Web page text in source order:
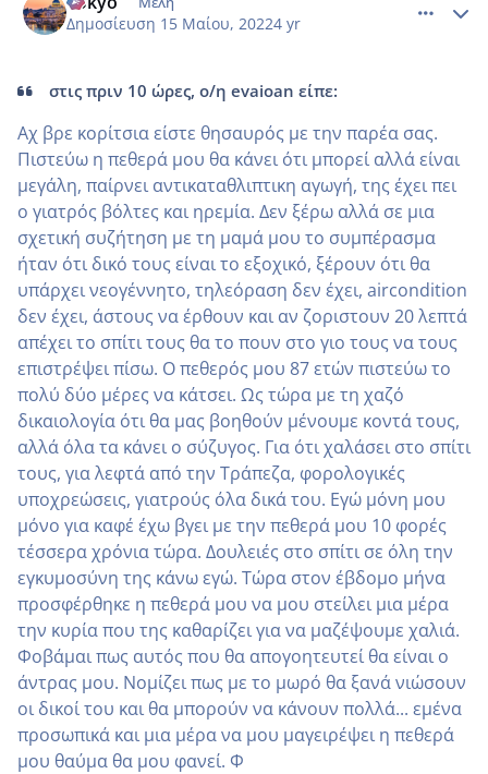
Δημοσίευση 15 Μαίου, 20224 yr
στις πριν 10 ώρες, ο/η evaioan είπε:
Αχ βρε κορίτσια είστε θησαυρός με την παρέα σας.
Πιστεύω η πεθερά μου θα κάνει ότι μπορεί αλλά είναι
μεγάλη, παίρνει αντικαταθλιπτικη αγωγή, της έχει πει
ο γιατρός βόλτες και ηρεμία. Δεν ξέρω αλλά σε μια
σχετική συζήτηση με τη μαμά μου το συμπέρασμα
ήταν ότι δικό τους είναι το εξοχικό, ξέρουν ότι θα
υπάρχει νεογέννητο, τηλεόραση δεν έχει, aircondition
δεν έχει, άστους να έρθουν και αν ζοριστουν 20 λεπτά
απέχει το σπίτι τους θα το πουν στο γιο τους να τους
επιστρέψει πίσω. Ο πεθερός μου 87 ετών πιστεύω το
πολύ δύο μέρες να κάτσει. Ως τώρα με τη χαζό
δικαιολογία ότι θα μας βοηθούν μένουμε κοντά τους,
αλλά όλα τα κάνει ο σύζυγος. Για ότι χαλάσει στο σπίτι
τους, για λεφτά από την Τράπεζα, φορολογικές
υποχρεώσεις, γιατρούς όλα δικά του. Εγώ μόνη μου
μόνο για καφέ έχω βγει με την πεθερά μου 10 φορές
τέσσερα χρόνια τώρα. Δουλειές στο σπίτι σε όλη την
εγκυμοσύνη της κάνω εγώ. Τώρα στον έβδομο μήνα
προσφέρθηκε η πεθερά μου να μου στείλει μια μέρα
την κυρία που της καθαρίζει για να μαζέψουμε χαλιά.
Φοβάμαι πως αυτός που θα απογοητευτεί θα είναι ο
άντρας μου. Νομίζει πως με το μωρό θα ξανά νιώσουν
οι δικοί του και θα μπορούν να κάνουν πολλά... εμένα
προσωπικά και μια μέρα να μου μαγειρέψει η πεθερά
μου θαύμα θα μου φανεί. Φ